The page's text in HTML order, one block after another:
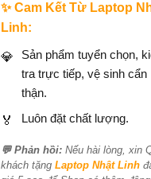
(09xxxx0530)
✨ Cam Kết Từ Laptop
Linh:
💎
Sản phẩm tuyển chọn,
tra trực tiếp, vệ sinh cẩn
thận.
🏅 Luôn đặt chất lượng.
💬 Phản hồi: Nếu hài lòng, xin
khách tặngLaptop Nhật Linh